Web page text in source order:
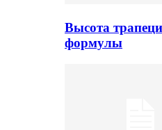
Высота
формулы